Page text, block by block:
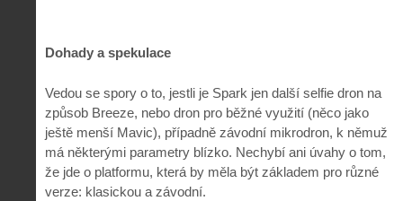
Dohady a spekulace
Vedou se spory o to, jestli je Spark jen další selfie dron na
způsob Breeze, nebo dron pro běžné využití (něco jako
ještě menší Mavic), případně závodní mikrodron, k němuž
má některými parametry blízko. Nechybí ani úvahy o tom,
že jde o platformu, která by měla být základem pro různé
verze: klasickou a závodní.